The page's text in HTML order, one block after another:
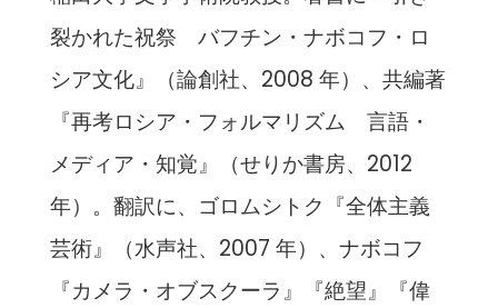
裂かれた祝祭 バフチン・ナボコフ・ロ
シア文化』（論創社、2008 年）、共編著
『再考ロシア・フォルマリズム 言語・
メディア・知覚』（せりか書房、2012
年）。翻訳に、ゴロムシトク『全体主義
芸術』（水声社、2007 年）、ナボコフ
『カメラ・オブスクーラ』『絶望』『偉